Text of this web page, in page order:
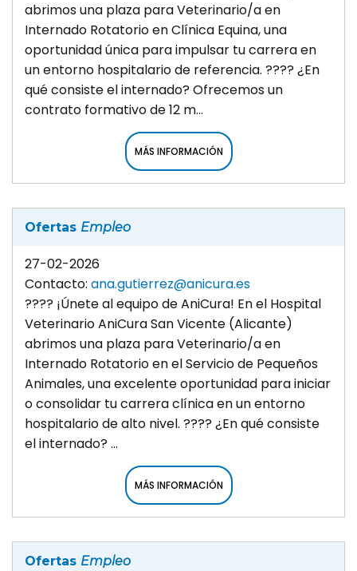
abrimos una plaza para Veterinario/a en
Internado Rotatorio en Clínica Equina, una
oportunidad única para impulsar tu carrera en
un entorno hospitalario de referencia. ???? ¿En
qué consiste el internado? Ofrecemos un
contrato formativo de 12 m...
MÁS INFORMACIÓN
Ofertas Empleo
27-02-2026
Contacto: ana.gutierrez@anicura.es
???? ¡Únete al equipo de AniCura! En el Hospital
Veterinario AniCura San Vicente (Alicante)
abrimos una plaza para Veterinario/a en
Internado Rotatorio en el Servicio de Pequeños
Animales, una excelente oportunidad para iniciar
o consolidar tu carrera clínica en un entorno
hospitalario de alto nivel. ???? ¿En qué consiste
el internado? ...
MÁS INFORMACIÓN
Ofertas Empleo